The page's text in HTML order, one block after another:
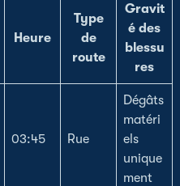
Heure
Type
de
route
Gravit
é des
blessu
res
03:45 Rue
Dégâts
matéri
els
unique
ment